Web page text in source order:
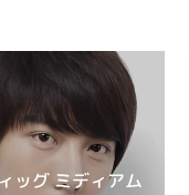
ッグ ミディアム